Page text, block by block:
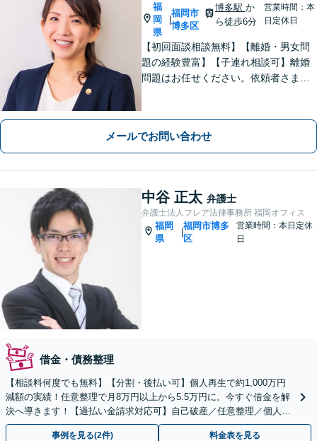
福
岡
県
福岡市
博多区
博多駅 か
ら徒歩6分
営業時間：本
日定休日
【初回面談相談無料】【離婚・男女問
題の経験豊富】【子連れ相談可】離婚
問題はお任せください。依頼者さまの
成、相続放棄から遺産分割協議や調
停、裁判まで幅広く対応。【博多駅6
分】
メールでお問い合わせ
中谷 正太 弁護士
弁護士法人フレア法律事務所 福岡オフィス
福岡
県
|
福岡市博多
区
営業時間：本日定休
日
借金・債務整理
【相談料何度でも無料】【分割・後払い可】個人再生で約1,000万円
減額の実績！任意整理で月8万円以上から5.5万円に。今すぐ借金を解
決へ導きます！【過払い金請求対応可】自己破産／任意整理／個人再
生など【住吉4丁目バス停3分】
事例を見る(2件) 料金表を見る